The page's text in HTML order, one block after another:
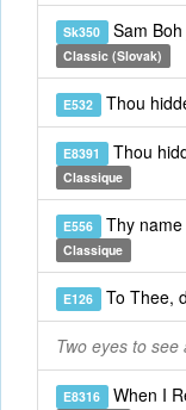
Sk350 Sam Boh
Classic (Slovak)
E532 Thou
E8391 Thou
Classique
E556 Thy name
Classique
E126 To Thee,
Two eyes to
E8316 When I